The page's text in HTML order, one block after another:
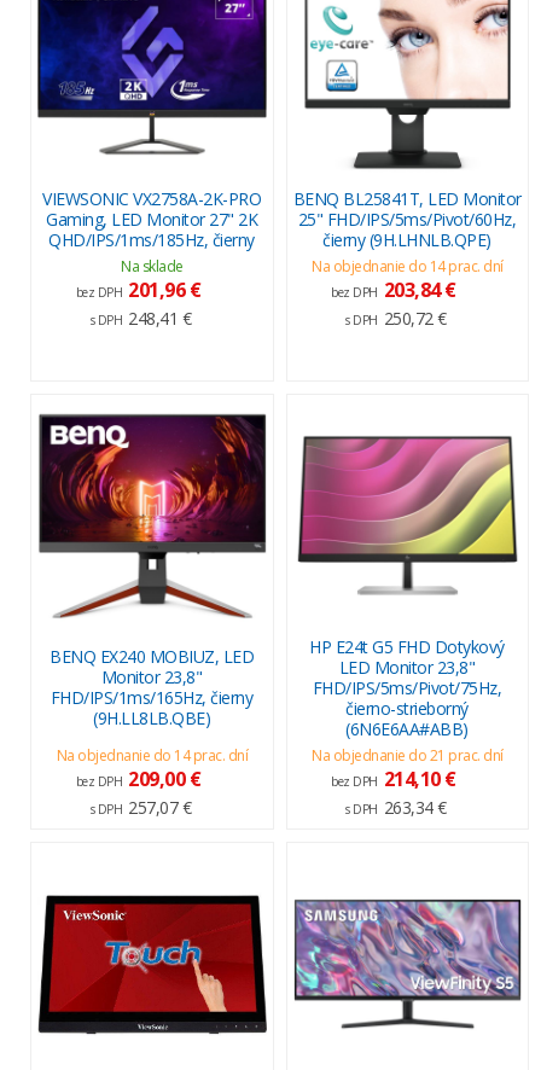
VIEWSONIC VX2758A-2K-PRO
Gaming, LED Monitor 27" 2K
QHD/IPS/1ms/185Hz, čierny
Na sklade
bez DPH 201,96 €
s DPH 248,41 €
BENQ BL25841T, LED Monitor
25" FHD/IPS/5ms/Pivot/60Hz,
čierny (9H.LHNLB.QPE)
Na objednanie do 14 prac. dní
bez DPH 203,84 €
s DPH 250,72 €
BENQ EX240 MOBIUZ, LED
Monitor 23,8"
FHD/IPS/1ms/165Hz, čierny
(9H.LL8LB.QBE)
Na objednanie do 14 prac. dní
bez DPH 209,00 €
s DPH 257,07 €
HP E24t G5 FHD Dotykový
LED Monitor 23,8"
FHD/IPS/5ms/Pivot/75Hz,
čierno-strieborný
(6N6E6AA#ABB)
Na objednanie do 21 prac. dní
bez DPH 214,10 €
s DPH 263,34 €